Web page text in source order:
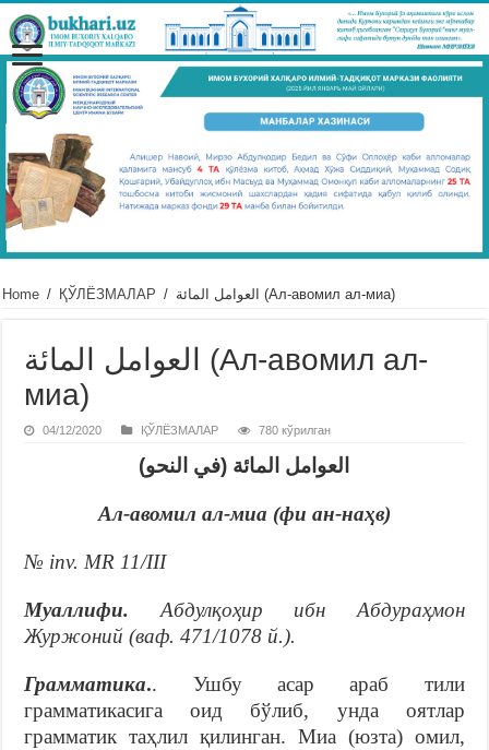
Home / ҚЎЛЁЗМАЛАР / العوامل المائة (Ал-авомил ал-миа)
العوامل المائة (Ал-авомил ал-
миа)
04/12/2020 ҚЎЛЁЗМАЛАР 780 кўрилган
العوامل المائة (في النحو)
Ал-авомил ал-миа (фи ан-наҳв)
№ inv. MR 11/III
Муаллифи.Абдулқоҳир ибн Абдураҳмон
Журжоний (ваф. 471/1078 й.).
Грамматика.. Ушбу асар араб тили
грамматикасига оид бўлиб, унда оятлар
грамматик таҳлил қилинган. Миа (юзта) омил,